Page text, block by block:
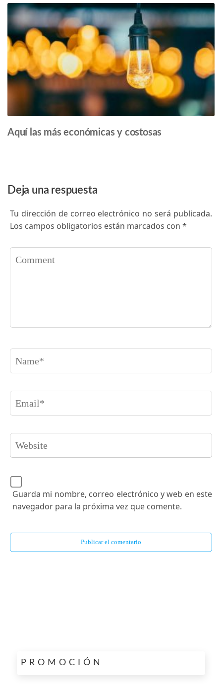
Aquí las más económicas y costosas
Deja una respuesta
Tu dirección de correo electrónico no será publicada.
Los campos obligatorios están marcados con *
Guarda mi nombre, correo electrónico y web en este
navegador para la próxima vez que comente.
PROMOCIÓN